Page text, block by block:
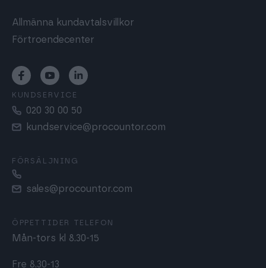
Allmänna kundavtalsvillkor
Förtroendecenter
KUNDSERVICE
020 30 00 50
kundservice@procountor.com
FÖRSÄLJNING
sales@procountor.com
ÖPPETTIDER TELEFON
Mån-tors kl 8.30-15
Fre 8.30-13